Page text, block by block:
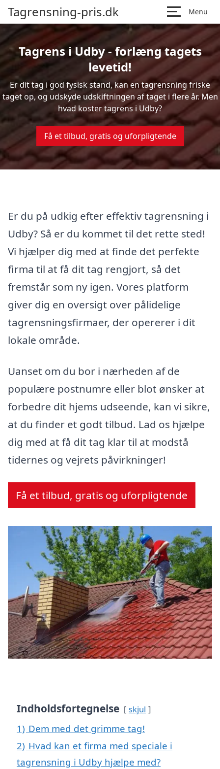
Tagrensning-pris.dk Menu
Tagrens i Udby - forlæng tagets
levetid!
Er dit tag i god fysisk stand, kan en tagrensning friske
taget op, og udskyde udskiftningen af taget i flere år. Men
hvad koster tagrens i Udby?
Få et tilbud, gratis og uforpligtende
Er du på udkig efter effektiv tagrensning i
Udby? Så er du kommet til det rette sted!
Vi hjælper dig med at finde det perfekte
firma til at få dit tag rengjort, så det
fremstår som ny igen. Vores platform
giver dig en oversigt over pålidelige
tagrensningsfirmaer, der opererer i dit
lokale område.
Uanset om du bor i nærheden af de
populære postnumre eller blot ønsker at
forbedre dit hjems udseende, kan vi sikre,
at du finder et godt tilbud. Lad os hjælpe
dig med at få dit tag klar til at modstå
tidernes og vejrets påvirkninger!
Få et tilbud, gratis og uforpligtende
Indholdsfortegnelse skjul
1) Dem med det grimme tag!
2) Hvad kan et firma med speciale i
tagrensning i Udby hjælpe med?